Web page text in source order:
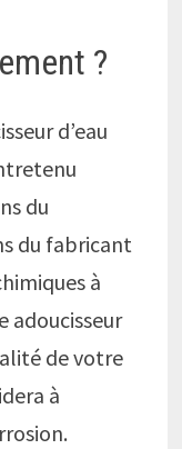
?
d’eau
du
du fabricant
à
adoucisseur
de votre
à